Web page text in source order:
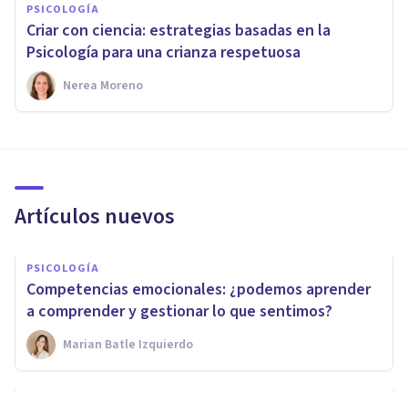
PSICOLOGÍA
Criar con ciencia: estrategias basadas en la
Psicología para una crianza respetuosa
Nerea Moreno
Artículos nuevos
PSICOLOGÍA
Competencias emocionales: ¿podemos aprender
a comprender y gestionar lo que sentimos?
Marian Batle Izquierdo